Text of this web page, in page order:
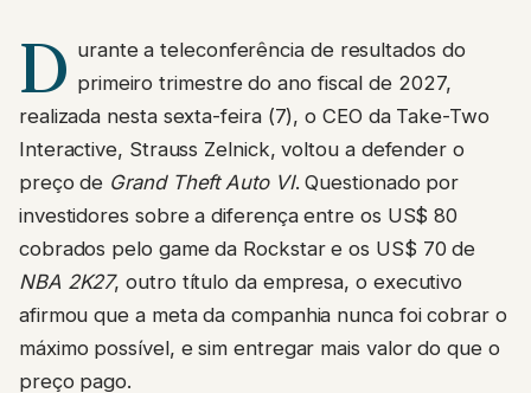
D urante a teleconferência de resultados do
primeiro trimestre do ano fiscal de 2027,
realizada nesta sexta-feira (7), o CEO da Take-Two
Interactive, Strauss Zelnick, voltou a defender o
preço de Grand Theft Auto VI. Questionado por
investidores sobre a diferença entre os US$ 80
cobrados pelo game da Rockstar e os US$ 70 de
NBA 2K27, outro título da empresa, o executivo
afirmou que a meta da companhia nunca foi cobrar o
máximo possível, e sim entregar mais valor do que o
preço pago.